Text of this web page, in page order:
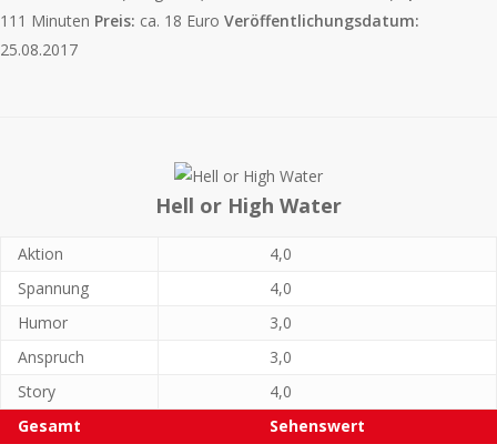
111 Minuten Preis: ca. 18 Euro Veröffentlichungsdatum:
25.08.2017
Hell or High Water
Aktion
4,0
Spannung
4,0
Humor
3,0
Anspruch
3,0
Story
4,0
Gesamt
Sehenswert